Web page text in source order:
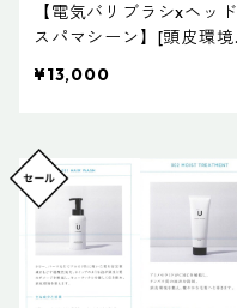
【電気バリブラシxヘッド
スパマシーン】[頭皮環境
カルプ ZOGANKIN
¥13,000